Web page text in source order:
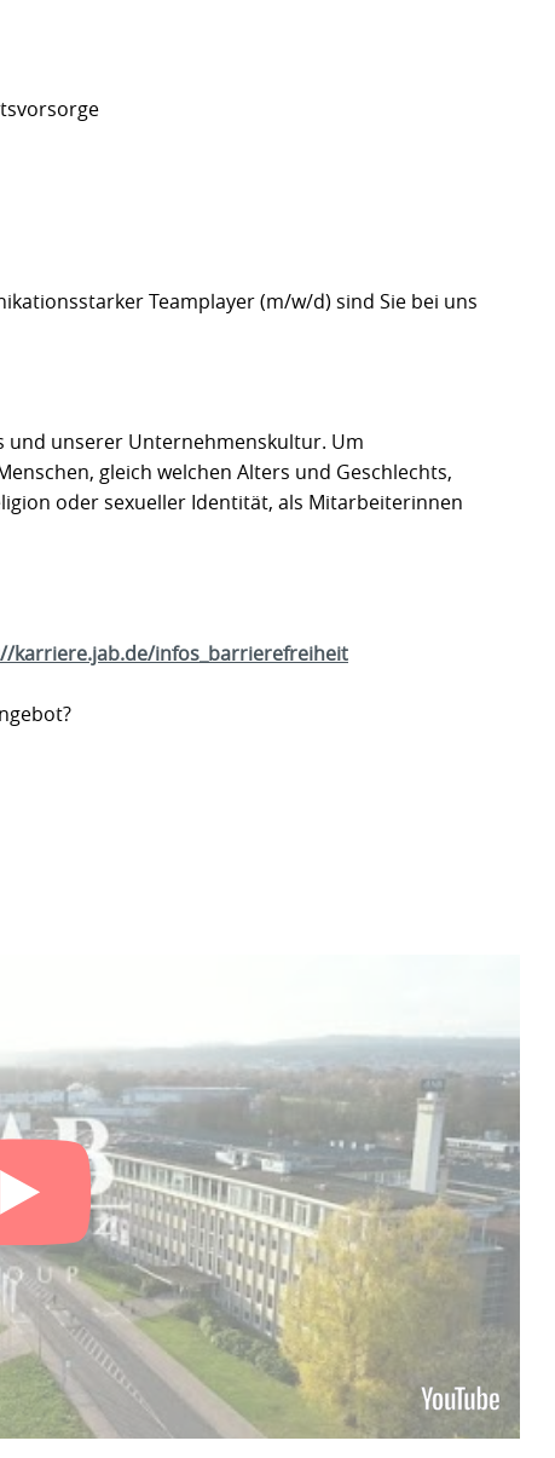
Teamplayer (m/w/d) sind Sie bei uns
und unserer Unternehmenskultur. Um
gleich welchen Alters und Geschlechts,
oder sexueller Identität, als Mitarbeiterinnen
karriere.jab.de/infos_barrierefreiheit